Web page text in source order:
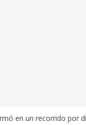
en un recorrido por